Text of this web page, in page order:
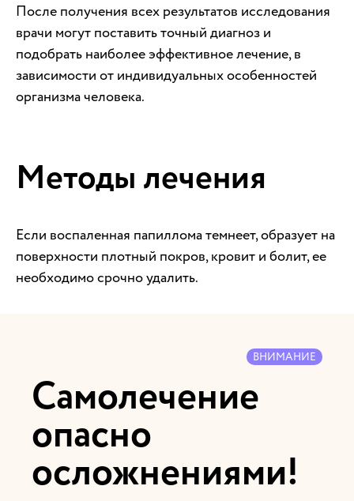
После получения всех результатов исследования
врачи могут поставить точный диагноз и
подобрать наиболее эффективное лечение, в
зависимости от индивидуальных особенностей
организма человека.
Методы лечения
Если воспаленная папиллома темнеет, образует на
поверхности плотный покров, кровит и болит, ее
необходимо срочно удалить.
Самолечение
опасно
осложнениями!
ВНИМАНИЕ